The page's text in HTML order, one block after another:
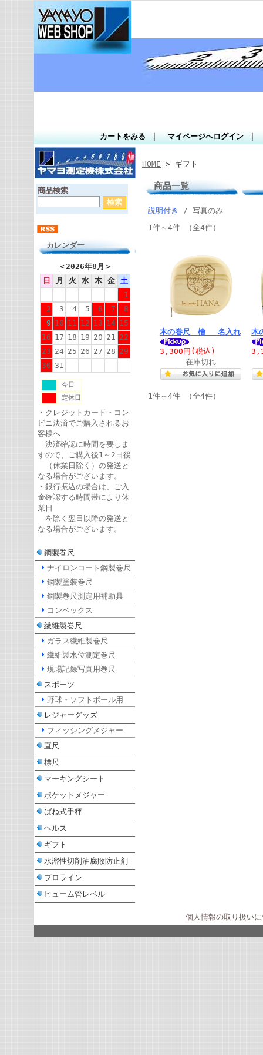
カートをみる マイページへログイン
商品検索
カレンダー
＜2026年8月 ＞
日
月 火 水 木 金
土
1
2
3 4 5 6 7
8
9 10 11 12 13 14 15
16 17 18 19 20 21 22
23 24 25 26 27 28 29
30 31
今日
定休日
・クレジットカード・コン
ビニ決済でご購入されるお
客様へ
決済確認に時間を要しま
すので、ご購入後1～2日後
（休業日除く）の発送と
なる場合がございます。
・銀行振込の場合は、ご入
金確認する時間帯により休
業日
を除く翌日以降の発送と
なる場合がございます。
鋼製巻尺
ナイロンコート鋼製巻尺
鋼製塗装巻尺
鋼製巻尺測定用補助具
コンベックス
繊維製巻尺
ガラス繊維製巻尺
繊維製水位測定巻尺
現場記録写真用巻尺
スポーツ
野球・ソフトボール用
レジャーグッズ
フィッシングメジャー
直尺
標尺
マーキングシート
ポケットメジャー
ばね式手秤
ヘルス
ギフト
水溶性切削油腐敗防止剤
プロライン
ヒューム管レベル
HOME > ギフト
商品一覧
説明付き
/ 写真のみ
1件～4件 （全4件）
木の巻尺 檜 名入れ
3,300円 (税込)
在庫切れ
木
1件～4件 （全4件）
個人情報の取り扱い